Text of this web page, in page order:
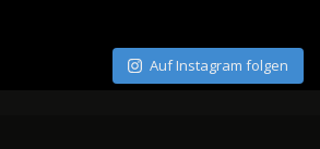
Auf Instagram folgen